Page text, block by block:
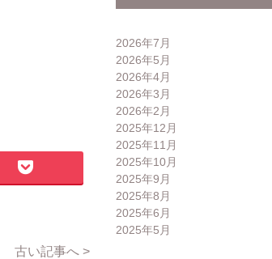
古い記事へ >
2026年7月
2026年5月
2026年4月
2026年3月
2026年2月
2025年12月
2025年11月
2025年10月
2025年9月
2025年8月
2025年6月
2025年5月